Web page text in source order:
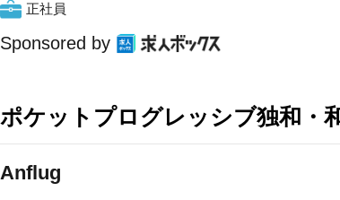
正社員
Sponsored by
ポケットプログレッシブ独和・
Anflug